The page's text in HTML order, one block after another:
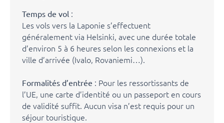
Temps de vol :
Les vols vers la Laponie s’effectuent
généralement via Helsinki, avec une durée totale
d’environ 5 à 6 heures selon les connexions et la
ville d’arrivée (Ivalo, Rovaniemi…).
Formalités d’entrée : Pour les ressortissants de
l’UE, une carte d’identité ou un passeport en cours
de validité suffit. Aucun visa n’est requis pour un
séjour touristique.